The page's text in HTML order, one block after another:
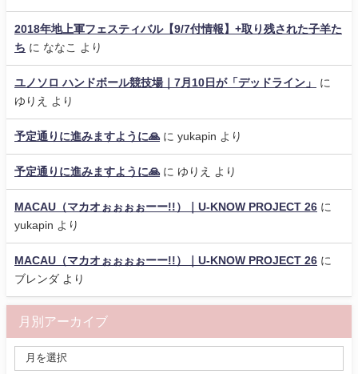
2018年地上軍フェスティバル【9/7付情報】+取り残された子羊た
ち に ななこ より
ユノソロ ハンドボール競技場｜7月10日が「デッドライン」
に
ゆりえ
より
予定通りに進みますように🙏 に yukapin より
予定通りに進みますように🙏 に ゆりえ より
MACAU（マカオぉぉぉぉーー!!）｜U-KNOW PROJECT 26 に
yukapin より
MACAU（マカオぉぉぉぉーー!!）｜U-KNOW PROJECT 26 に
ブレンダ より
月別アーカイブ